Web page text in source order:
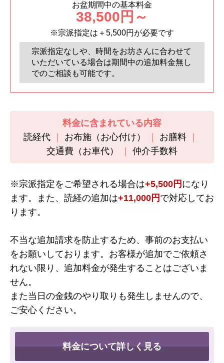
お盆期間中の基本料金
38,500円～
※宗派指定は＋5,500円が必要です
宗派指定なしや、時間をお坊さんに合わせて
いただいている場合は期間中の追加料金無し
でのご相談も可能です。
料金に含まれている内容
読経代
お布施（お心付け）
お膳料
交通費（お車代）
仲介手数料
※宗派指定をご希望される場合は+5,500円 になり
ます。また、読経の追加は+11,000円 で対応してお
ります。
不当な追加請求を防止するため、事前のお支払い
をお願いしております。お客様が追加でご依頼さ
れない限り、追加料金が発生することはございま
せん。
また当日の金銭のやり取りも発生しませんので、
ご安心ください。
料金について詳しく見る